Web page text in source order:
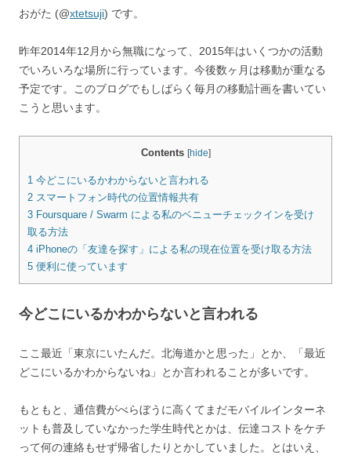
おがた (@xtetsuji) です。
昨年2014年12月から無職になって、2015年はいくつかの活動
でいろいろな場所に行っています。今後数ヶ月は移動が重なる
予定です。このブログでもしばらく毎月の移動計画を書いてい
こうと思います。
Contents [hide]
1 今どこにいるかわからないと言われる
2 スマートフォン時代の位置情報共有
3 Foursquare / Swarm による私のベニューチェックインを受け
取る方法
4 iPhoneの「友達を探す」による私の現在位置を受け取る方法
5 便利に使っています
今どこにいるかわからないと言われる
ここ最近「東京にいたんだ。北海道かと思った」とか、「最近
どこにいるかわからないね」とか言われることが多いです。
もともと、通信費がべらぼうに高くてまだモバイルインターネ
ットも普及していなかった学生時代とかは、伝達コストをケチ
って何の連絡もせず帰省したりとかしていました。とはいえ、